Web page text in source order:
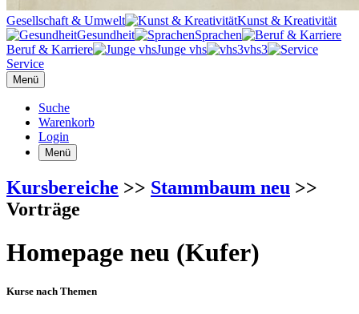
Gesellschaft & Umwelt
Kunst & Kreativität
Gesundheit
Sprachen
Beruf & Karriere
Junge vhs
vhs3
Service
Menü
Suche
Warenkorb
Login
Menü
Kursbereiche >> Stammbaum neu >>
Vorträge
Homepage neu (Kufer)
Kurse nach Themen